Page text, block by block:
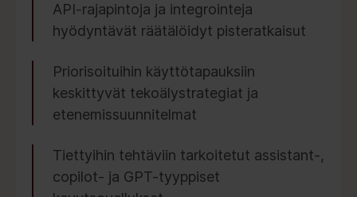
API-rajapintoja ja integrointeja
hyödyntävät räätälöidyt pisteratkaisut
Priorisoituihin käyttötapauksiin
keskittyvät tekoälystrategiat ja
etenemissuunnitelmat
Tiettyihin tehtäviin tarkoitetut assistant-,
copilot- ja GPT-tyyppiset